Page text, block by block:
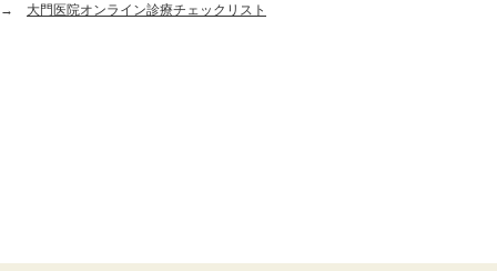
→ 大門医院オンライン診療チェックリスト